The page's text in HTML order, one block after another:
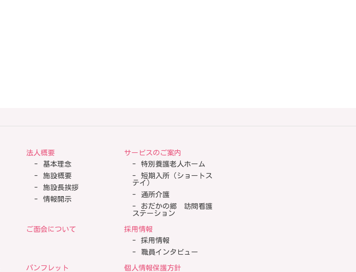
法人概要
基本理念
施設概要
施設長挨拶
情報開示
サービスのご案内
特別養護老人ホーム
短期入所（ショートス
テイ）
通所介護
おだかの郷 訪問看護
ステーション
ご面会について
採用情報
採用情報
職員インタビュー
パンフレット 個人情報保護方針